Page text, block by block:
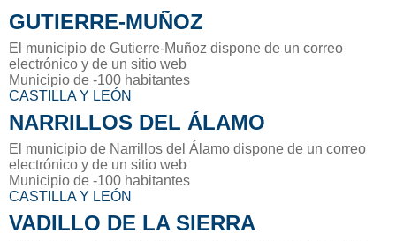
GUTIERRE-MUÑOZ
El municipio de Gutierre-Muñoz dispone de un correo
electrónico y de un sitio web
Municipio de -100 habitantes
CASTILLA Y LEÓN
NARRILLOS DEL ÁLAMO
El municipio de Narrillos del Álamo dispone de un correo
electrónico y de un sitio web
Municipio de -100 habitantes
CASTILLA Y LEÓN
VADILLO DE LA SIERRA